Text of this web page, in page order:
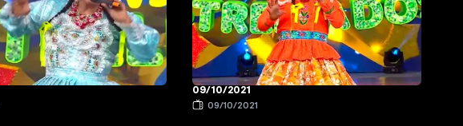
09/10/2021
09/10/2021